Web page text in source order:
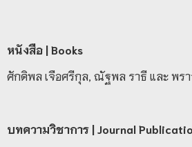
หนังสือ | Books
ศักดิพล เจือศรีกุล, ณัฐพล ราธี และ พร
บทความวิชาการ | Journal